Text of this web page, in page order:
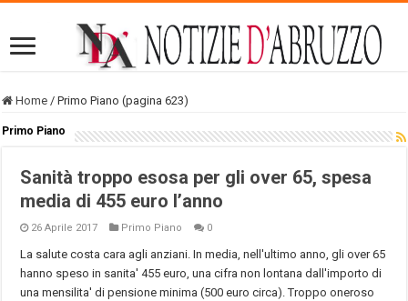
Home / Primo Piano (pagina 623)
Primo Piano
Sanità troppo esosa per gli over 65, spesa
media di 455 euro l’anno
26 Aprile 2017 Primo Piano 0
La salute costa cara agli anziani. In media, nell'ultimo anno, gli over 65
hanno speso in sanita' 455 euro, una cifra non lontana dall'importo di
una mensilita' di pensione minima (500 euro circa). Troppo oneroso